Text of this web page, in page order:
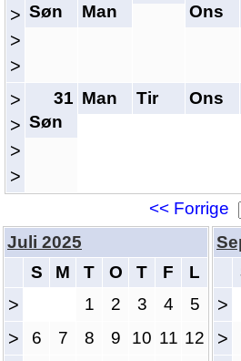
>
>
>
Søn
Man
Ons
>
>
>
>
31
Søn
Man Tir Ons
<< Forrige
Juli 2025
S
M T O T F L
> 1 2 3 4 5
> 6 7 8 9 10 11 12
>
>